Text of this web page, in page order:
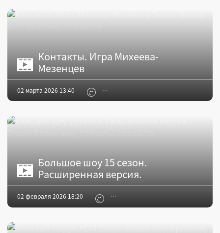
Контакты. Игра Михеева-
Мезенцев
02 марта 2026 13:40
Большое шоу 15 сезон.
Расширенная версия.
02 февраля 2026 18:20